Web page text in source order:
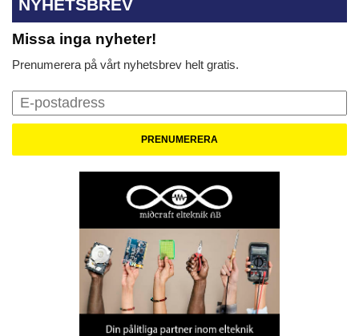
NYHETSBREV
Missa inga nyheter!
Prenumerera på vårt nyhetsbrev helt gratis.